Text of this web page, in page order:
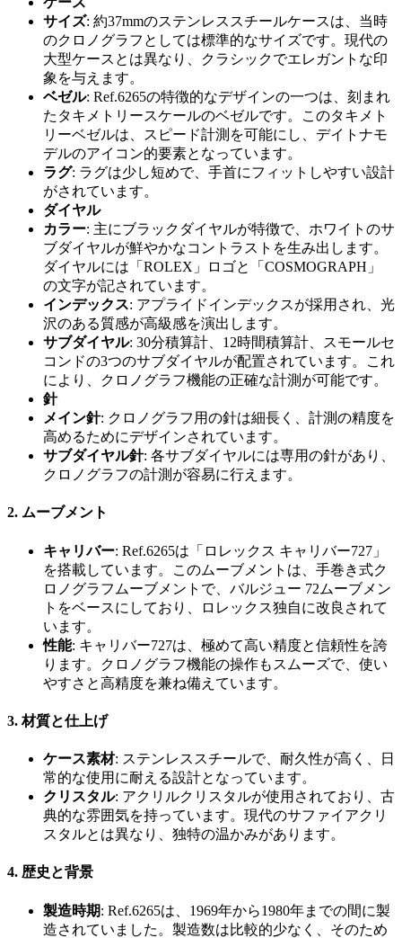
サイズ: 約37mmのステンレススチールケースは、当時
のクロノグラフとしては標準的なサイズです。現代の
大型ケースとは異なり、クラシックでエレガントな印
象を与えます。
ベゼル: Ref.6265の特徴的なデザインの一つは、刻まれ
たタキメトリースケールのベゼルです。このタキメト
リーベゼルは、スピード計測を可能にし、デイトナモ
デルのアイコン的要素となっています。
ラグ: ラグは少し短めで、手首にフィットしやすい設計
がされています。
ダイヤル
カラー: 主にブラックダイヤルが特徴で、ホワイトのサ
ブダイヤルが鮮やかなコントラストを生み出します。
ダイヤルには「ROLEX」ロゴと「COSMOGRAPH」
の文字が記されています。
インデックス: アプライドインデックスが採用され、光
沢のある質感が高級感を演出します。
サブダイヤル: 30分積算計、12時間積算計、スモールセ
コンドの3つのサブダイヤルが配置されています。これ
により、クロノグラフ機能の正確な計測が可能です。
針
メイン針: クロノグラフ用の針は細長く、計測の精度を
高めるためにデザインされています。
サブダイヤル針: 各サブダイヤルには専用の針があり、
クロノグラフの計測が容易に行えます。
2. ムーブメント
キャリバー: Ref.6265は「ロレックス キャリバー727」
を搭載しています。このムーブメントは、手巻き式ク
ロノグラフムーブメントで、バルジュー 72ムーブメン
トをベースにしており、ロレックス独自に改良されて
います。
性能: キャリバー727は、極めて高い精度と信頼性を誇
ります。クロノグラフ機能の操作もスムーズで、使い
やすさと高精度を兼ね備えています。
3.材質と仕上げ
ケース素材: ステンレススチールで、耐久性が高く、日
常的な使用に耐える設計となっています。
クリスタル: アクリルクリスタルが使用されており、古
典的な雰囲気を持っています。現代のサファイアクリ
スタルとは異なり、独特の温かみがあります。
4. 歴史と背景
製造時期: Ref.6265は、1969年から1980年までの間に製
造されていました。製造数は比較的少なく、そのため